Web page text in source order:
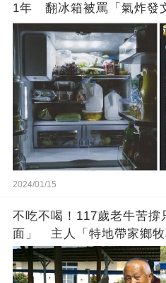
1年 翻冰箱被罵「氣炸發
方
2024/01/15
不吃不喝！117歲老牛苦撐
面」 主人「特地帶家鄉牧
找個好人家